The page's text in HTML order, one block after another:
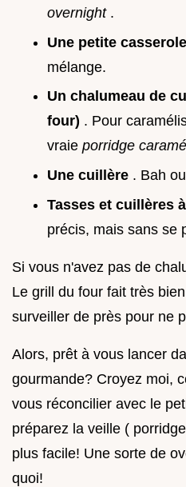
overnight .
Une petite casserole
mélange.
Un chalumeau de
four) . Pour
vraie porridge
Une cuillère . Bah
Tasses et cuillères
précis, mais sans se
Si vous n'avez pas de
Le grill du four fait très
surveiller de près pour ne
Alors, prêt à vous lancer
gourmande? Croyez moi,
vous réconcilier avec le
préparez la veille (
plus facile! Une sorte de
quoi!